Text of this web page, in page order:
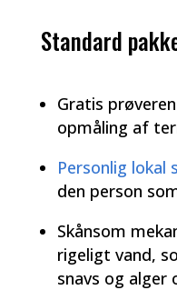
Standard
Gratis
opmåling af
Personlig lokal
den person
Skånsom
rigeligt vand,
snavs og alger